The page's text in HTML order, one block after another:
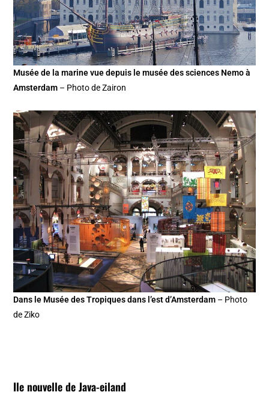
Musée de la marine vue depuis le musée des sciences Nemo à
Amsterdam – Photo de Zairon
Dans le Musée des Tropiques dans l’est d’Amsterdam – Photo
de Ziko
Ile nouvelle de Java-eiland